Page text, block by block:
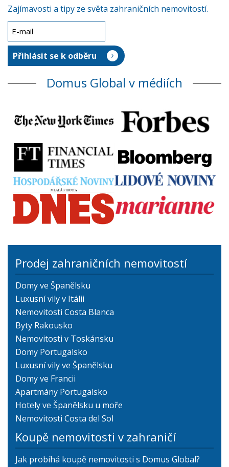
Zajímavosti a tipy ze světa zahraničních nemovitostí.
Domus Global v médiích
Prodej zahraničních nemovitostí
Domy ve Španělsku
Luxusní vily v Itálii
Nemovitosti Costa Blanca
Byty Rakousko
Nemovitosti v Toskánsku
Domy Portugalsko
Luxusní vily ve Španělsku
Domy ve Francii
Apartmány Portugalsko
Hotely ve Španělsku u moře
Nemovitosti Costa del Sol
Koupě nemovitosti v zahraničí
Jak probíhá koupě nemovitosti s Domus Global?